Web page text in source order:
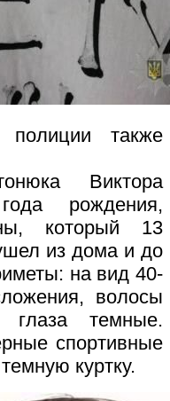
полиции также
Виктора
рождения,
который 13
из дома и до
на вид 40-
волосы
темные.
спортивные
куртку.